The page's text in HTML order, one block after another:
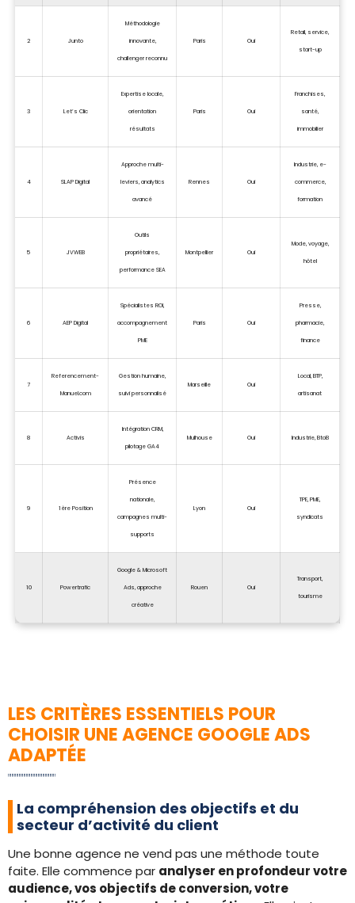
2 Junto
Méthodologie
innovante,
challenger reconnu
Paris Oui
Retail, service,
start-up
3 Let’s Clic
Expertise locale,
orientation
résultats
Paris Oui
Franchises,
santé,
immobilier
4 SLAP Digital
Approche multi-
leviers, analytics
avancé
Rennes Oui
Industrie, e-
commerce,
formation
5 JVWEB
Outils
propriétaires,
performance SEA
Montpellier Oui
Mode, voyage,
hôtel
6 AEP Digital
Spécialistes ROI,
accompagnement
PME
Paris Oui
Presse,
pharmacie,
finance
7
Referencement-
Manuel.com
Gestion humaine,
suivi personnalisé
Marseille Oui
Local, BTP,
artisanat
8 Activis
Intégration CRM,
pilotage GA4
Mulhouse Oui Industrie, BtoB
9 1ère Position
Présence
nationale,
campagnes multi-
supports
Lyon Oui
TPE, PME,
syndicats
10 Powertrafic
Google & Microsoft
Ads, approche
créative
Rouen Oui
Transport,
tourisme
LES CRITÈRES ESSENTIELS POUR
CHOISIR UNE AGENCE GOOGLE ADS
ADAPTÉE
La compréhension des objectifs et du
secteur d’activité du client
Une bonne agence ne vend pas une méthode toute
faite. Elle commence par analyser en profondeur votre
audience, vos objectifs de conversion, votre